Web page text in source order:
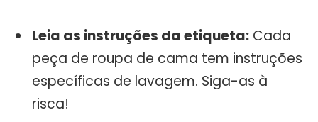
Leia as instruções da etiqueta: Cada
peça de roupa de cama tem instruções
específicas de lavagem. Siga-as à
risca!